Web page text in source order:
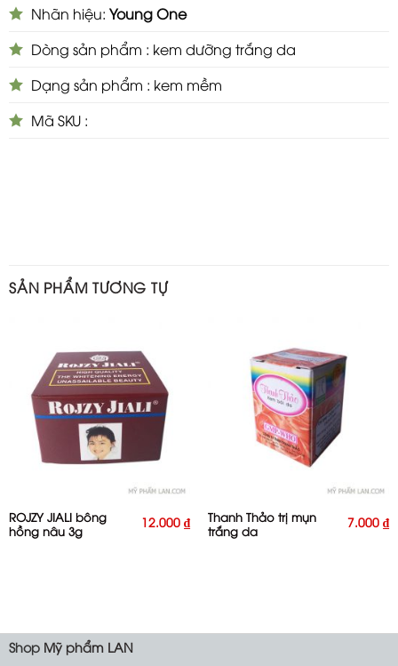
Nhãn hiệu: Young One
Dòng sản phẩm : kem dưỡng trắng da
Dạng sản phẩm : kem mềm
Mã SKU :
SẢN PHẨM TƯƠNG TỰ
ROJZY JIALI bông
hồng nâu 3g
12.000₫
Thanh Thảo trị mụn
trắng da
7.000₫
Shop Mỹ phẩm LAN